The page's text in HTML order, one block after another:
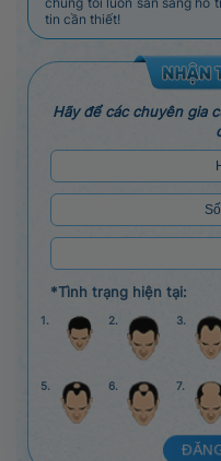
tin cần thiết!
Hãy để các chuyên gia
*Tình trạng hiện tại:
1. 2. 3.
5. 6. 7.